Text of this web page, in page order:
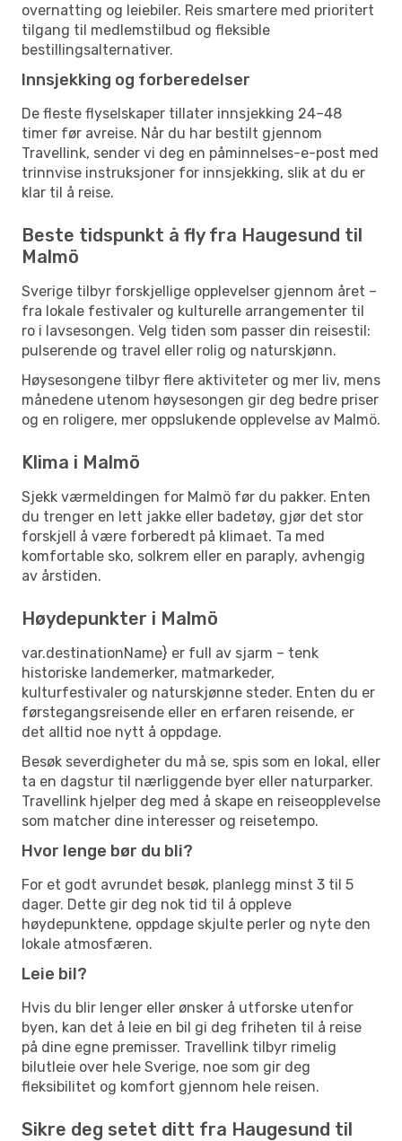
overnatting og leiebiler. Reis smartere med prioritert
tilgang til medlemstilbud og fleksible
bestillingsalternativer.
Innsjekking og forberedelser
De fleste flyselskaper tillater innsjekking 24–48
timer før avreise. Når du har bestilt gjennom
Travellink, sender vi deg en påminnelses-e-post med
trinnvise instruksjoner for innsjekking, slik at du er
klar til å reise.
Beste tidspunkt å fly fra Haugesund til
Malmö
Sverige tilbyr forskjellige opplevelser gjennom året –
fra lokale festivaler og kulturelle arrangementer til
ro i lavsesongen. Velg tiden som passer din reisestil:
pulserende og travel eller rolig og naturskjønn.
Høysesongene tilbyr flere aktiviteter og mer liv, mens
månedene utenom høysesongen gir deg bedre priser
og en roligere, mer oppslukende opplevelse av Malmö.
Klima i Malmö
Sjekk værmeldingen for Malmö før du pakker. Enten
du trenger en lett jakke eller badetøy, gjør det stor
forskjell å være forberedt på klimaet. Ta med
komfortable sko, solkrem eller en paraply, avhengig
av årstiden.
Høydepunkter i Malmö
var.destinationName} er full av sjarm – tenk
historiske landemerker, matmarkeder,
kulturfestivaler og naturskjønne steder. Enten du er
førstegangsreisende eller en erfaren reisende, er
det alltid noe nytt å oppdage.
Besøk severdigheter du må se, spis som en lokal, eller
ta en dagstur til nærliggende byer eller naturparker.
Travellink hjelper deg med å skape en reiseopplevelse
som matcher dine interesser og reisetempo.
Hvor lenge bør du bli?
For et godt avrundet besøk, planlegg minst 3 til 5
dager. Dette gir deg nok tid til å oppleve
høydepunktene, oppdage skjulte perler og nyte den
lokale atmosfæren.
Leie bil?
Hvis du blir lenger eller ønsker å utforske utenfor
byen, kan det å leie en bil gi deg friheten til å reise
på dine egne premisser. Travellink tilbyr rimelig
bilutleie over hele Sverige, noe som gir deg
fleksibilitet og komfort gjennom hele reisen.
Sikre deg setet ditt fra Haugesund til